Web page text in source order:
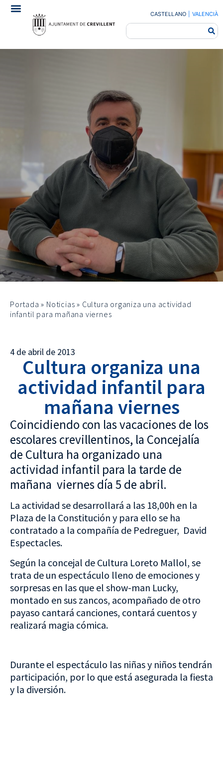
CASTELLANO VALENCIÀ
Portada » Noticias » Cultura organiza una actividad
infantil para mañana viernes
4 de abril de 2013
Cultura organiza una
actividad infantil para
mañana viernes
Coincidiendo con las vacaciones de los
escolares crevillentinos, la Concejalía
de Cultura ha organizado una
actividad infantil para la tarde de
mañana viernes día 5 de abril.
La actividad se desarrollará a las 18,00h en la
Plaza de la Constitución y para ello se ha
contratado a la compañía de Pedreguer, David
Espectacles.
Según la concejal de Cultura Loreto Mallol, se
trata de un espectáculo lleno de emociones y
sorpresas en las que el show-man Lucky,
montado en sus zancos, acompañado de otro
payaso cantará canciones, contará cuentos y
realizará magia cómica.
Durante el espectáculo las niñas y niños tendrán
participación, por lo que está asegurada la fiesta
y la diversión.